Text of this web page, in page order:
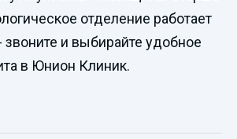
отделение работает
и выбирайте удобное
в Юнион Клиник.